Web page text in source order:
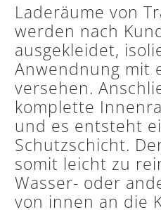
Laderäume von
werden nach
ausgekleidet,
Anwendnung mit
versehen.
komplette
und es entsteht
Schutzschicht.
somit leicht zu
Wasser- oder
von innen an die